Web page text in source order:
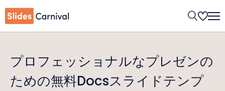
プロフェッショナルなプレゼンの
ための無料Docsスライドテンプ